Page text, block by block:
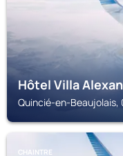
Hôtel Villa
Quincié-en-Beaujolais,
CHAINTRE